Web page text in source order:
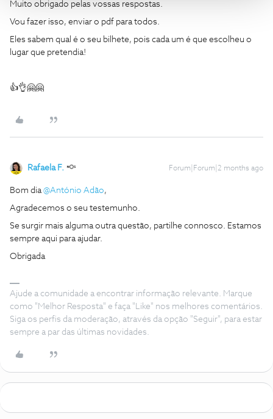
Muito obrigado pelas vossas respostas.
Vou fazer isso, enviar o pdf para todos.
Eles sabem qual é o seu bilhete, pois cada um é que escolheu o
lugar que pretendia!
👍👌🤗🤗
Rafaela F. Forum|Forum|2 months ago
Bom dia ​@António Adão,
Agradecemos o seu testemunho.
Se surgir mais alguma outra questão, partilhe connosco. Estamos
sempre aqui para ajudar.
Obrigada
Ajude a comunidade a encontrar informação relevante. Marque
como "Melhor Resposta" e faça "Like" nos melhores comentários.
Siga os perfis da moderação, através da opção "Seguir", para estar
sempre a par das últimas novidades.